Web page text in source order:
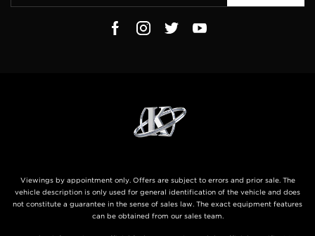
Viewings by appointment only. Offers are subject to errors and prior sale. The
vehicle description is only used for general identification of the vehicle and does
not constitute a guarantee in the sense of sales law. The exact equipment features
can be obtained from our sales team.